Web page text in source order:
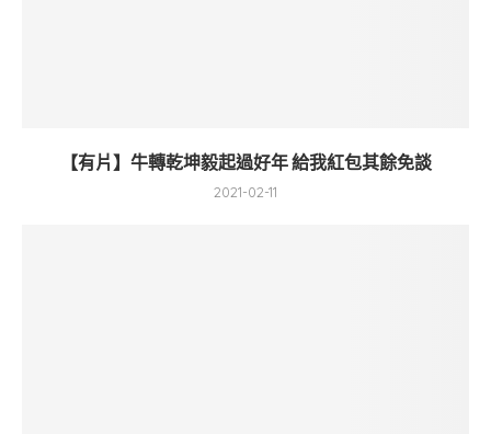
【有片】牛轉乾坤毅起過好年 給我紅包其餘免談
2021-02-11